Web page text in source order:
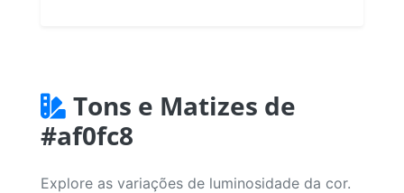
Tons e Matizes de
#af0fc8
Explore as variações de luminosidade da cor.